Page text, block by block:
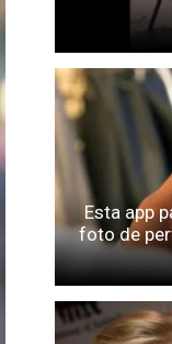
Esta app
foto de